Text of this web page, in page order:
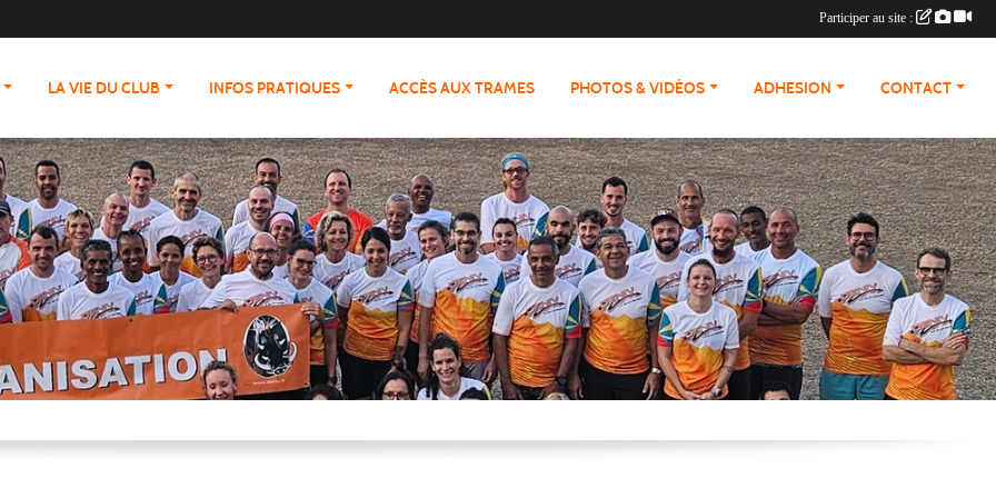
LA VIE DU CLUB INFOS PRATIQUES ACCÈS AUX TRAMES PHOTOS & VIDÉOS ADHESION CONTACT
Participer au site :